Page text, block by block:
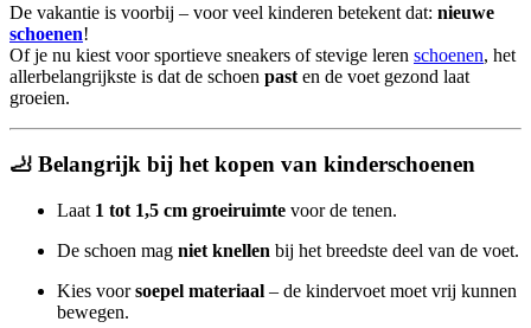
De vakantie is voorbij – voor veel kinderen betekent dat: nieuwe
schoenen!
Of je nu kiest voor sportieve sneakers of stevige leren schoenen, het
allerbelangrijkste is dat de schoen past en de voet gezond laat
groeien.
🦶 Belangrijk bij het kopen van kinderschoenen
Laat 1 tot 1,5 cm groeiruimte voor de tenen.
De schoen mag niet knellen bij het breedste deel van de voet.
Kies voorsoepel materiaal – de kindervoet moet vrij kunnen
bewegen.